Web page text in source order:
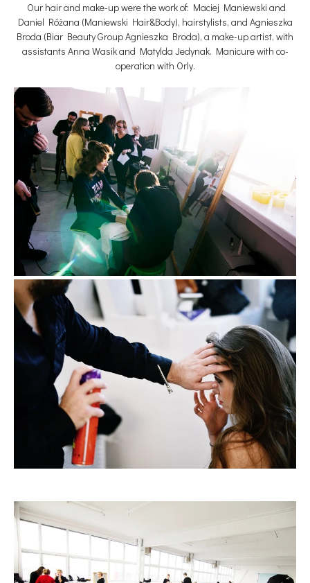
Our hair and make-up were the work of: Maciej Maniewski and
Daniel Różana (Maniewski Hair&Body), hairstylists, and Agnieszka
Broda (Biar Beauty Group Agnieszka Broda), a make-up artist, with
assistants Anna Wasik and Matylda Jedynak. Manicure with co-
operation with Orly.